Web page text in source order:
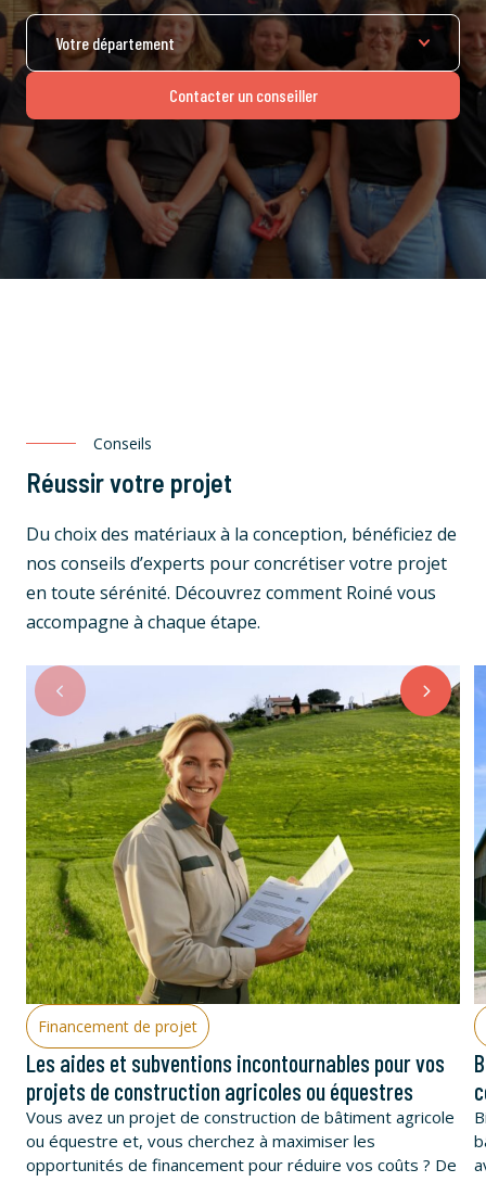
Contacter un conseiller
Conseils
Réussir votre projet
Du choix des matériaux à la conception, bénéficiez de
nos conseils d’experts pour concrétiser votre projet
en toute sérénité. Découvrez comment Roiné vous
accompagne à chaque étape.
Financement de projet
Les aides et subventions incontournables pour vos
projets de construction agricoles ou équestres
Vous avez un projet de construction de bâtiment agricole
ou équestre et, vous cherchez à maximiser les
opportunités de financement pour réduire vos coûts ? De